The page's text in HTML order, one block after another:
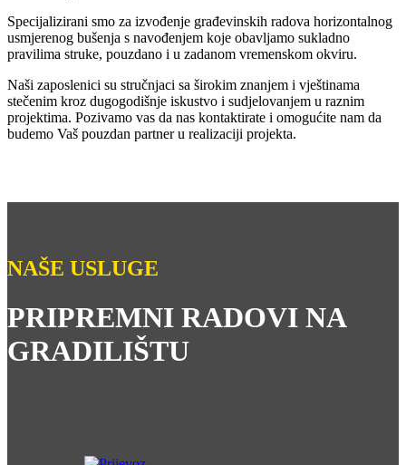
Specijalizirani smo za izvođenje građevinskih radova horizontalnog
usmjerenog bušenja s navođenjem koje obavljamo sukladno
pravilima struke, pouzdano i u zadanom vremenskom okviru.
Naši zaposlenici su stručnjaci sa širokim znanjem i vještinama
stečenim kroz dugogodišnje iskustvo i sudjelovanjem u raznim
projektima. Pozivamo vas da nas kontaktirate i omogućite nam da
budemo Vaš pouzdan partner u realizaciji projekta.
NAŠE USLUGE
PRIPREMNI RADOVI NA
GRADILIŠTU